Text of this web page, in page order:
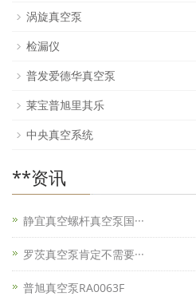
涡旋真空泵
检漏仪
普发爱德华真空泵
莱宝普旭里其乐
中央真空系统
**资讯
静宜真空螺杆真空泵国···
罗茨真空泵肯定不需要···
普旭真空泵RA0063F